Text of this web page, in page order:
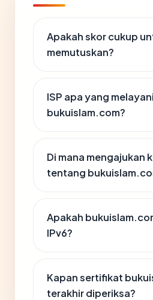
Apakah skor cukup
memutuskan?
ISP apa yang melayani
bukuislam.com?
Di mana mengajukan
tentang
Apakah
IPv6?
Kapan sertifikat
terakhir diperiksa?